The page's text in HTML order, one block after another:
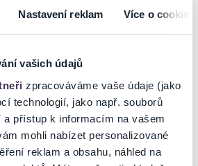
Nastavení reklam Více o cookies
vašich údajů
zpracováváme vaše údaje (jako
technologií, jako např. souborů
a přístup k informacím na vašem
mohli nabízet personalizované
reklam a obsahu, náhled na
snúbencom, ex-
otcom, kolegom z práce... a
Kam sa vybrať? Chata, lyžovačka,
Nie! Ak zmena – tak poriadna! Ak si vyhodiť
z kopýtka – tak
Ich kroky smerujú na Malorku!
Uvoľniť sa a slobodne sa smiať.
radosti, zábavy a dobrej nálady.
je zárukou pravosti
Ticketportal si vždy zakúpite
zaručiť pravosť vstupeniek
sekundárnych portáloch. Ticketportal s